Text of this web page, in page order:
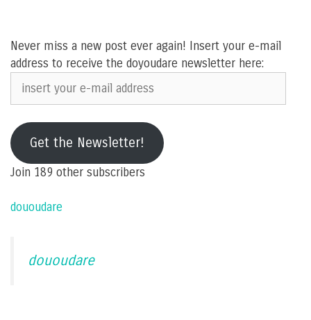
Never miss a new post ever again! Insert your e-mail
address to receive the doyoudare newsletter here:
insert
your
mail
addressGet the Newsletter!
Join 189 other subscribers
dououdare
dououdare